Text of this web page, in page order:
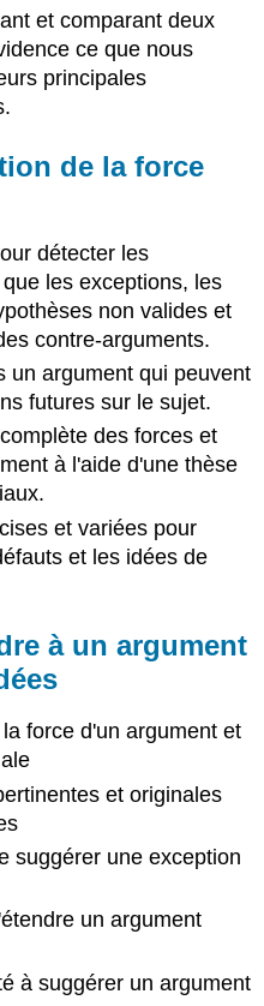
et comparant deux
ce que nous
principales
de la force
détecter les
les exceptions, les
non valides et
contre-arguments.
un argument qui peuvent
futures sur le sujet.
des forces et
à l'aide d'une thèse
et variées pour
et les idées de
à un argument
force d'un argument et
et originales
suggérer une exception
un argument
à suggérer un argument